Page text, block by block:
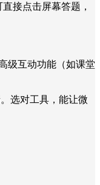
接点击屏幕答题，
级互动功能（如课堂
选对工具，能让微